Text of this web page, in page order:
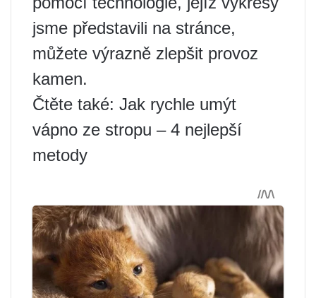
jsme představili na stránce,
můžete výrazně zlepšit provoz
kamen.
Čtěte také: Jak rychle umýt
vápno ze stropu – 4 nejlepší
metody